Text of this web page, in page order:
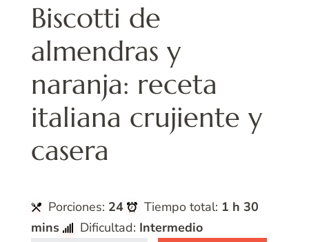
Biscotti de
almendras y
naranja: receta
italiana crujiente y
casera
Porciones: 24 Tiempo total: 1 h 30
mins
Dificultad: Intermedio